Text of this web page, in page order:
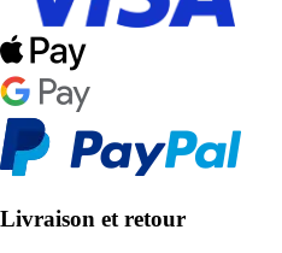
Livraison et retour